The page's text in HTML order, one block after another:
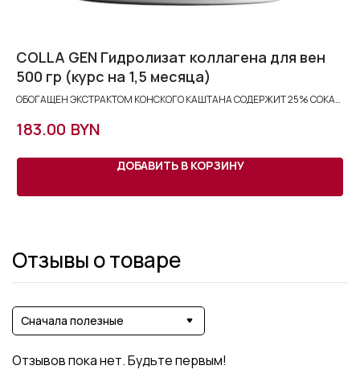
COLLA GEN Гидролизат коллагена для вен
500 гр (курс на 1,5 месяца)
ОБОГАЩЕН ЭКСТРАКТОМ КОНСКОГО КАШТАНА СОДЕРЖИТ 25% СОКА
183.00 BYN
ДОБАВИТЬ В КОРЗИНУ
Отзывы о товаре
Сначала полезные
Отзывов пока нет. Будьте первым!